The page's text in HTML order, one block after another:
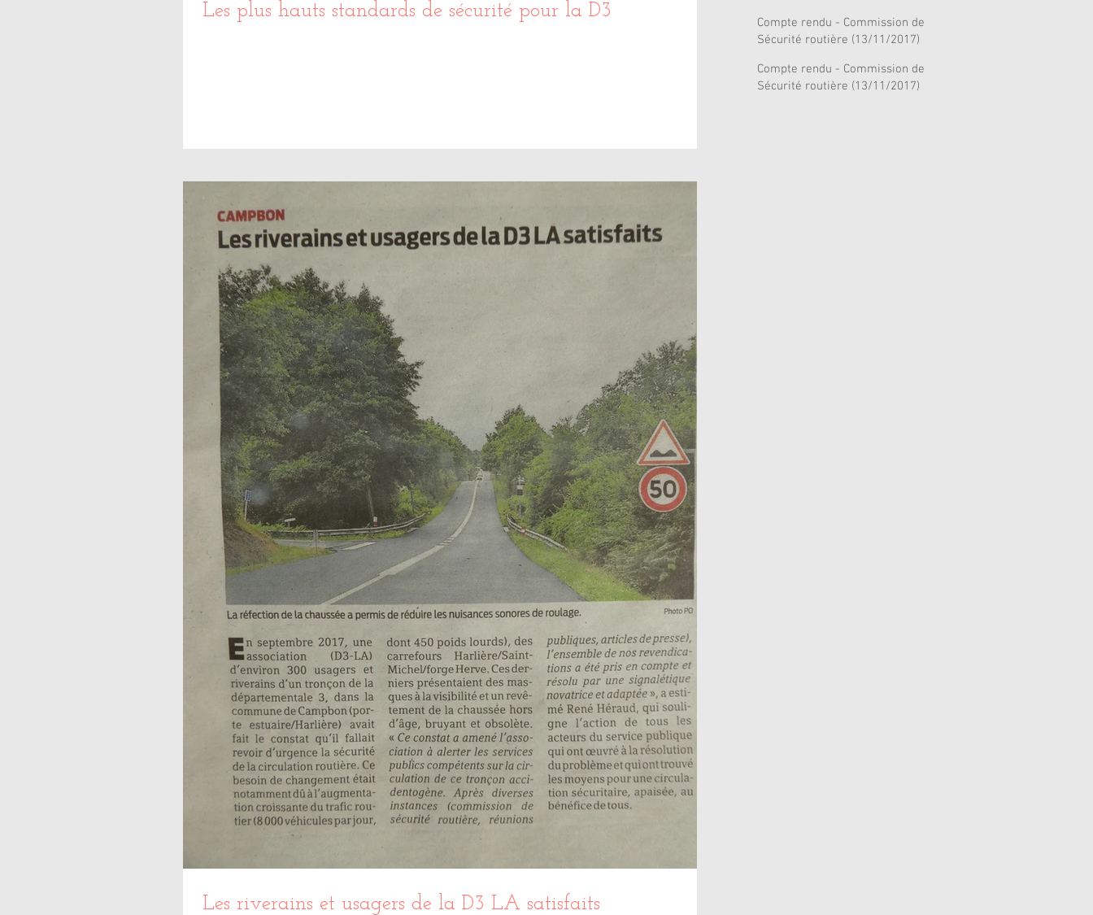
Les plus hauts standards de sécurité pour la D3
Les riverains et usagers de la D3 LA satisfaits
Compte rendu - Commission de
Sécurité routière (13/11/2017)
Compte rendu - Commission de
Sécurité routière (13/11/2017)